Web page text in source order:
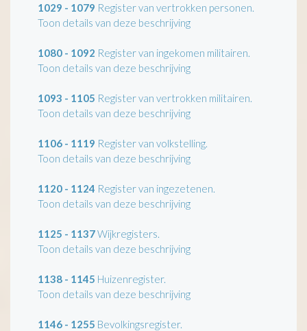
1029 - 1079 Register van vertrokken personen.
Toon details van deze beschrijving
1080 - 1092 Register van ingekomen militairen.
Toon details van deze beschrijving
1093 - 1105 Register van vertrokken militairen.
Toon details van deze beschrijving
1106 - 1119 Register van volkstelling.
Toon details van deze beschrijving
1120 - 1124 Register van ingezetenen.
Toon details van deze beschrijving
1125 - 1137Wijkregisters.
Toon details van deze beschrijving
1138 - 1145 Huizenregister.
Toon details van deze beschrijving
1146 - 1255 Bevolkingsregister.